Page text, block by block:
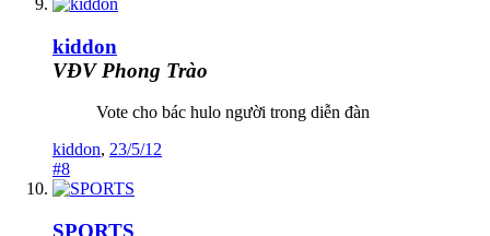
kiddon
VĐV Phong Trào
Vote cho bác hulo người trong diễn đàn
kiddon, 23/5/12
#8
SPORTS